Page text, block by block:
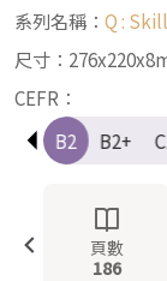
系列名稱： Q :
尺寸：
CEFR：
B1+
B2 B2+
頁數
186